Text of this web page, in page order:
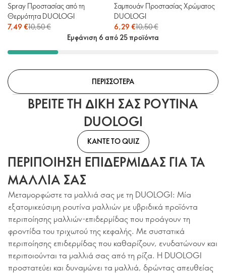
Spray Προστασίας από τη
Θερμότητα DUOLOGI
7,49 €10,50 €
Σαμπουάν Προστασίας Χρώματος
DUOLOGI
6,29 €10,50 €
Εμφάνιση 6 από 25 προϊόντα
ΠΕΡΙΣΣΟΤΕΡΑ
ΒΡΕΙΤΕ ΤΗ ΔΙΚΗ ΣΑΣ ΡΟΥΤΙΝΑ
DUOLOGI
ΚΑΝΤΕ ΤΟ QUIZ
ΠΕΡΙΠΟΙΗΣΗ ΕΠΙΔΕΡΜΙΔΑΣ ΓΙΑ ΤΑ
ΜΑΛΛΙΑ ΣΑΣ
Μεταμορφώστε τα μαλλιά σας με τη DUOLOGI: Μία
εξατομικεύσιμη ρουτίνα μαλλιών με υβριδικά προϊόντα
περιποίησης μαλλιών-επιδερμίδας που προάγουν τη
φροντίδα του τριχωτού της κεφαλής. Με συστατικά
περιποίησης επιδερμίδας που καθαρίζουν, ενυδατώνουν και
περιποιούνται τα μαλλιά σας από τη ρίζα. Η DUOLOGI
προστατεύει και δυναμώνει τα μαλλιά, δρώντας απευθείας